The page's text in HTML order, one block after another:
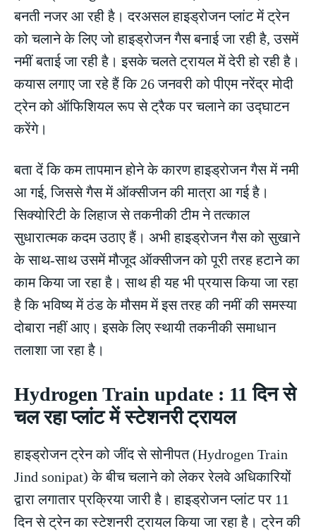
बनती नजर आ रही है। दरअसल हाइड्रोजन प्लांट में ट्रेन
को चलाने के लिए जो हाइड्रोजन गैस बनाई जा रही है, उसमें
नमीं बताई जा रही है। इसके चलते ट्रायल में देरी हो रही है।
कयास लगाए जा रहे हैं कि 26 जनवरी को पीएम नरेंद्र मोदी
ट्रेन को ऑफिशियल रूप से ट्रैक पर चलाने का उद्घाटन
करेंगे।
बता दें कि कम तापमान होने के कारण हाइड्रोजन गैस में नमी
आ गई, जिससे गैस में ऑक्सीजन की मात्रा आ गई है।
सिक्योरिटी के लिहाज से तकनीकी टीम ने तत्काल
सुधारात्मक कदम उठाए हैं। अभी हाइड्रोजन गैस को सुखाने
के साथ-साथ उसमें मौजूद ऑक्सीजन को पूरी तरह हटाने का
काम किया जा रहा है। साथ ही यह भी प्रयास किया जा रहा
है कि भविष्य में ठंड के मौसम में इस तरह की नमीं की समस्या
दोबारा नहीं आए। इसके लिए स्थायी तकनीकी समाधान
तलाशा जा रहा है।
Hydrogen Train update : 11 दिन से
चल रहा प्लांट में स्टेशनरी ट्रायल
हाइड्रोजन ट्रेन को जींद से सोनीपत (Hydrogen Train
Jind sonipat) के बीच चलाने को लेकर रेलवे अधिकारियों
द्वारा लगातार प्रक्रिया जारी है। हाइड्रोजन प्लांट पर 11
दिन से ट्रेन का स्टेशनरी ट्रायल किया जा रहा है। ट्रेन की